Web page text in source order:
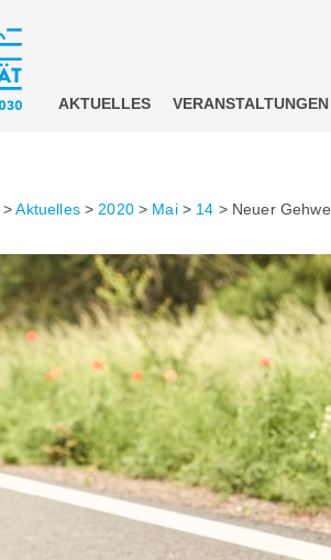
AKTUELLES VERANSTALTUNGEN
>Aktuelles> 2020> Mai> 14 > Neuer